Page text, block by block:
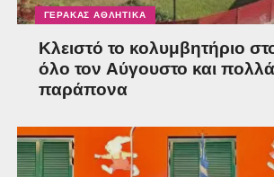
ΓΈΡΑΚΑΣ ΑΘΛΗΤΙΚΆ
Κλειστό το κολυμβητήριο
όλο τον Αύγουστο και
παράπονα